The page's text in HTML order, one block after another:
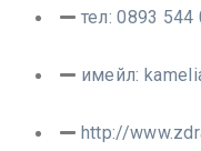
тел: 0893 544
имейл:
http://